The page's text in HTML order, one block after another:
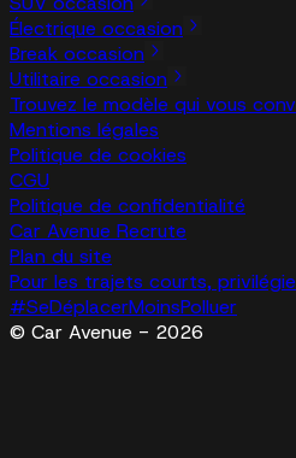
Électrique occasion
Break occasion
Utilitaire occasion
Trouvez le modèle qui vous
Mentions légales
Politique de cookies
CGU
Politique de confidentialité
Car Avenue Recrute
Plan du site
Pour les trajets courts,
#SeDéplacerMoinsPolluer
© Car Avenue - 2026